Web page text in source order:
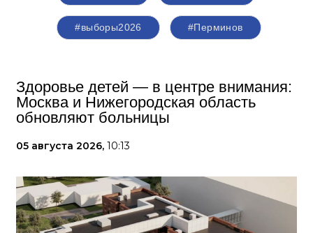
#выборы2026 #Перминов
Здоровье детей — в центре внимания:
Москва и Нижегородская область
обновляют больницы
05 августа 2026, 10:13